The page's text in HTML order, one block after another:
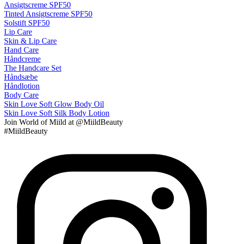
Ansigtscreme SPF50
Tinted Ansigtscreme SPF50
Solstift SPF50
Lip Care
Skin & Lip Care
Hand Care
Håndcreme
The Handcare Set
Håndsæbe
Håndlotion
Body Care
Skin Love Soft Glow Body Oil
Skin Love Soft Silk Body Lotion
Join World of Miild at @MiildBeauty
#MiildBeauty